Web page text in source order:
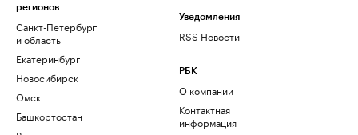
регионов
Санкт-Петербург
и область
Екатеринбург
Новосибирск
Омск
Башкортостан
Уведомления
RSS Новости
РБК
О компании
Контактная
информация